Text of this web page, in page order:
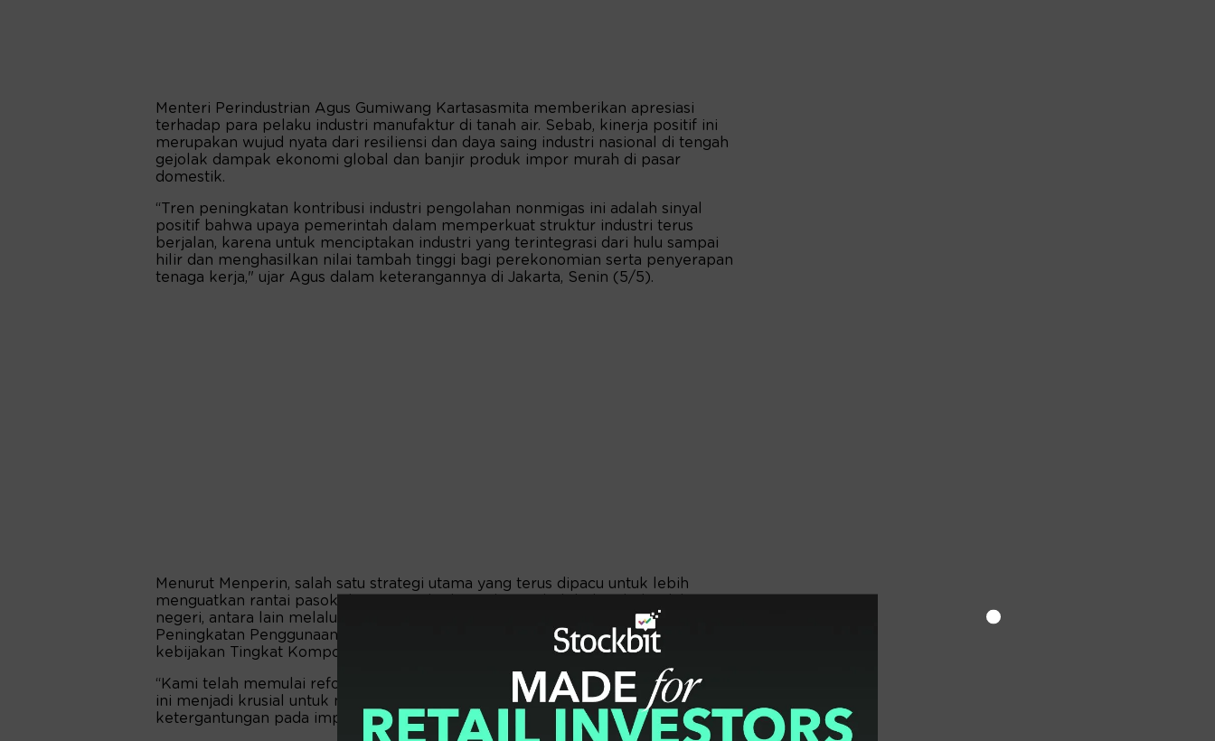
Menteri Perindustrian Agus Gumiwang Kartasasmita memberikan apresiasi
terhadap para pelaku industri manufaktur di tanah air. Sebab, kinerja positif ini
merupakan wujud nyata dari resiliensi dan daya saing industri nasional di tengah
gejolak dampak ekonomi global dan banjir produk impor murah di pasar
domestik.
“Tren peningkatan kontribusi industri pengolahan nonmigas ini adalah sinyal
positif bahwa upaya pemerintah dalam memperkuat struktur industri terus
berjalan, karena untuk menciptakan industri yang terintegrasi dari hulu sampai
hilir dan menghasilkan nilai tambah tinggi bagi perekonomian serta penyerapan
tenaga kerja," ujar Agus dalam keterangannya di Jakarta, Senin (5/5).
Menurut Menperin, salah satu strategi utama yang terus dipacu untuk lebih
menguatkan rantai pasok dan meningkatkan nilai tambah bahan baku dalam
negeri, antara lain melalui kebijakan hilirisasi industri dan optimalisasi program
Peningkatan Penggunaan Produk Dalam Negeri (P3DN) yang diwujudkan dalam
kebijakan Tingkat Komponen Dalam Negeri (TKDN).
“Kami telah memulai reformasi kebijakan TKDN sejak awal Januari 2025 lalu. Hal
ini menjadi krusial untuk menciptakan nilai tambah di dalam negeri, mengurangi
ketergantungan pada impor, dan penciptaan lapangan kerja,” tuturnya.